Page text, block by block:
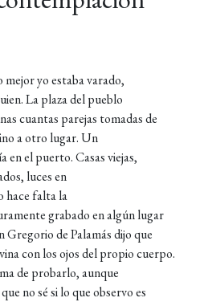
mejor yo estaba varado,
La plaza del pueblo
cuantas parejas tomadas de
a otro lugar. Un
en el puerto. Casas viejas,
luces en
hace falta la
grabado en algún lugar
Gregorio de Palamás dijo que
con los ojos del propio cuerpo.
de probarlo, aunque
no sé si lo que observo es